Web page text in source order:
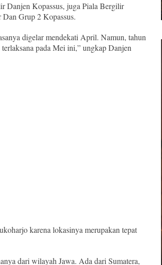
Danjen Kopassus, juga Piala Bergilir
Grup 2 Kopassus.
digelar mendekati April. Namun, tahun
pada Mei ini,” ungkap Danjen
karena lokasinya merupakan tepat
dari wilayah Jawa. Ada dari Sumatera,